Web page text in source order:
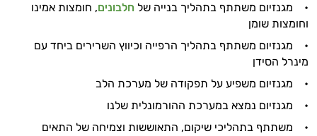
• מגנזיום משתתף בתהליך בנייה של חלבונים, חומצות אמינו
וחומצות שומן
• מגנזיום משתתף בתהליך הרפייה וכיווץ השרירים ביחד עם
מינרל הסידן
• מגנזיום משפיע על תפקודה של מערכת הלב
• מגנזיום נמצא במערכת ההורמונלית שלנו
• משתתף בתהליכי שיקום, התאוששות וצמיחה של התאים
היי,
אני יועץ הבריאות האישי AI של טבע בריא.